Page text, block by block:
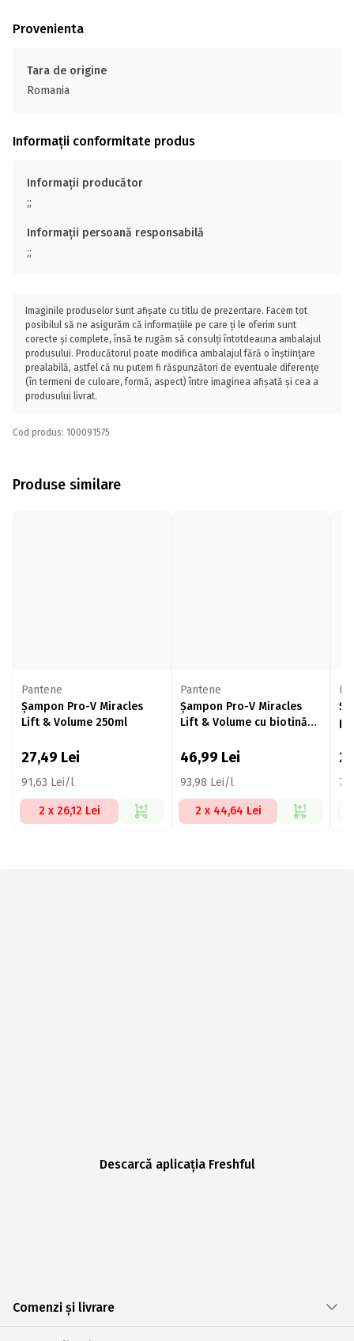
Provenienta
Tara de origine
Romania
Informații conformitate produs
Informații producător
;;
Informații persoană responsabilă
;;
Imaginile produselor sunt afișate cu titlu de prezentare. Facem tot
posibilul să ne asigurăm că informațiile pe care ți le oferim sunt
corecte și complete, însă te rugăm să consulți întotdeauna ambalajul
produsului. Producătorul poate modifica ambalajul fără o înștiințare
prealabilă, astfel că nu putem fi răspunzători de eventuale diferențe
(în termeni de culoare, formă, aspect) între imaginea afișată și cea a
produsului livrat.
Cod produs: 100091575
Produse similare
Pantene
Șampon Pro-V Miracles
Lift & Volume 250ml
27,49 Lei
91,63 Lei/l
2 x 26,12 Lei
Pantene
Șampon Pro-V Miracles
Lift & Volume cu biotină
46,99 Lei
93,98 Lei/l
2 x 44,64 Lei
Descarcă aplicația Freshful
Comenzi și livrare